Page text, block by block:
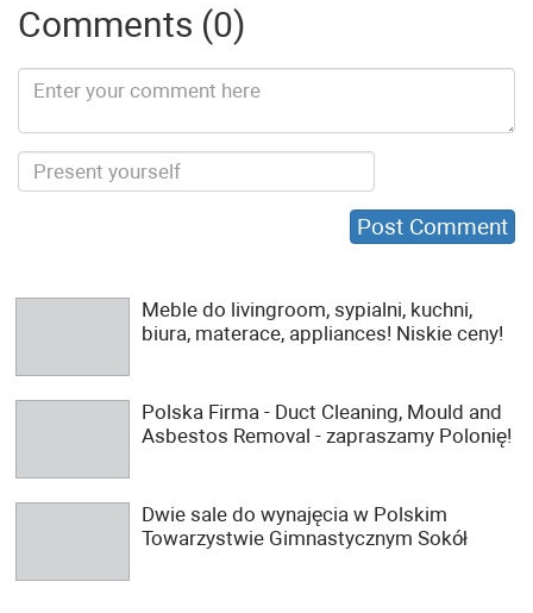
Comments (0)
Meble do livingroom, sypialni, kuchni,
biura, materace, appliances! Niskie ceny!
Polska Firma - Duct Cleaning, Mould and
Asbestos Removal - zapraszamy Polonię!
Dwie sale do wynajęcia w Polskim
Towarzystwie Gimnastycznym Sokół